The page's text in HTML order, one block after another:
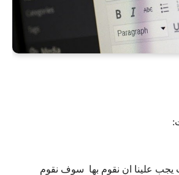
يجب علينا ان نقوم بها سوف نقوم